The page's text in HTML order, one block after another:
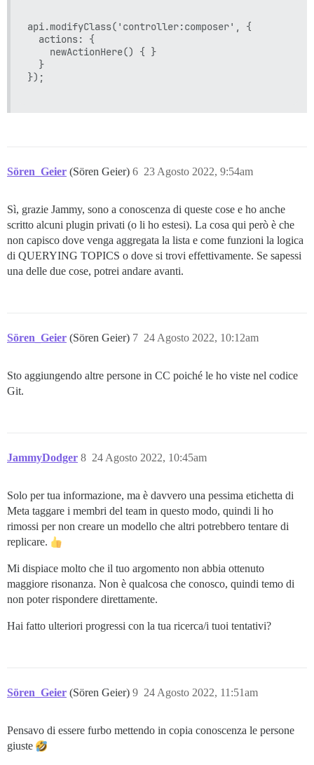
api.modifyClass('controller:composer', {
  actions: {
    newActionHere() { }
  }
});
Sören_Geier (Sören Geier) 23 Agosto 2022, 9:54am
6
Sì, grazie Jammy, sono a conoscenza di queste cose e ho anche
scritto alcuni plugin privati (o li ho estesi). La cosa qui però è che
non capisco dove venga aggregata la lista e come funzioni la logica
di QUERYING TOPICS o dove si trovi effettivamente. Se sapessi
una delle due cose, potrei andare avanti.
Sören_Geier (Sören Geier) 24 Agosto 2022, 10:12am
7
Sto aggiungendo altre persone in CC poiché le ho viste nel codice
Git.
JammyDodger 24 Agosto 2022, 10:45am
8
Solo per tua informazione, ma è davvero una pessima etichetta di
Meta taggare i membri del team in questo modo, quindi li ho
rimossi per non creare un modello che altri potrebbero tentare di
replicare.
Mi dispiace molto che il tuo argomento non abbia ottenuto
maggiore risonanza. Non è qualcosa che conosco, quindi temo di
non poter rispondere direttamente.
Hai fatto ulteriori progressi con la tua ricerca/i tuoi tentativi?
Sören_Geier (Sören Geier) 24 Agosto 2022, 11:51am
9
Pensavo di essere furbo mettendo in copia conoscenza le persone
giuste